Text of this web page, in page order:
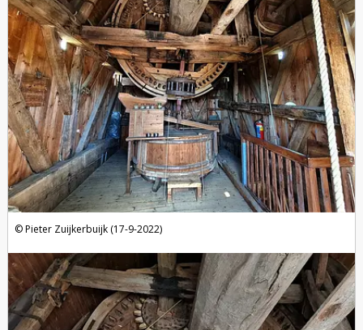
Pieter Zuijkerbuijk (17-9-2022)